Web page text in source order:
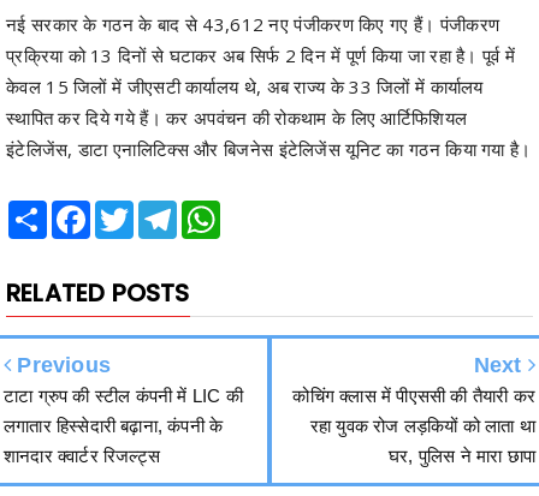
केवल 15 जिलों में जीएसटी कार्यालय थे, अब राज्य के 33 जिलों में कार्यालय
स्थापित कर दिये गये हैं। कर अपवंचन की रोकथाम के लिए आर्टिफिशियल
इंटेलिजेंस, डाटा एनालिटिक्स और बिजनेस इंटेलिजेंस यूनिट का गठन किया गया है।
ShareFacebook
TwitterTelegramWhatsApp
RELATED POSTS
Previous
लगातार हिस्सेदारी बढ़ाना, कंपनी के
शानदार क्वार्टर रिजल्ट्स
रहा युवक रोज लड़कियों को लाता था
घर, पुलिस ने मारा छापा